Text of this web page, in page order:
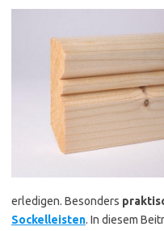
erledigen. Besonders
Sockelleisten. In diesem